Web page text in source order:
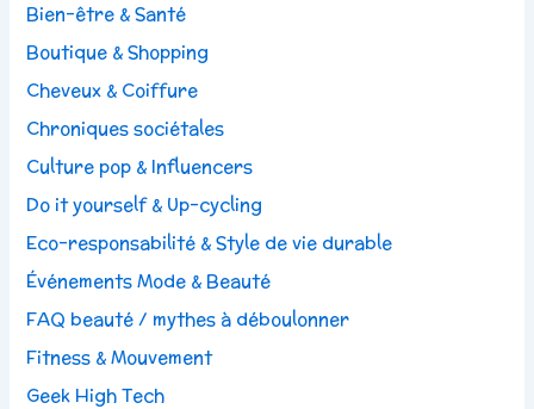
Bien-être & Santé
Boutique & Shopping
Cheveux & Coiffure
Chroniques sociétales
Culture pop & Influencers
Do it yourself & Up-cycling
Eco-responsabilité & Style de vie durable
Événements Mode & Beauté
FAQ beauté / mythes à déboulonner
Fitness & Mouvement
Geek High Tech